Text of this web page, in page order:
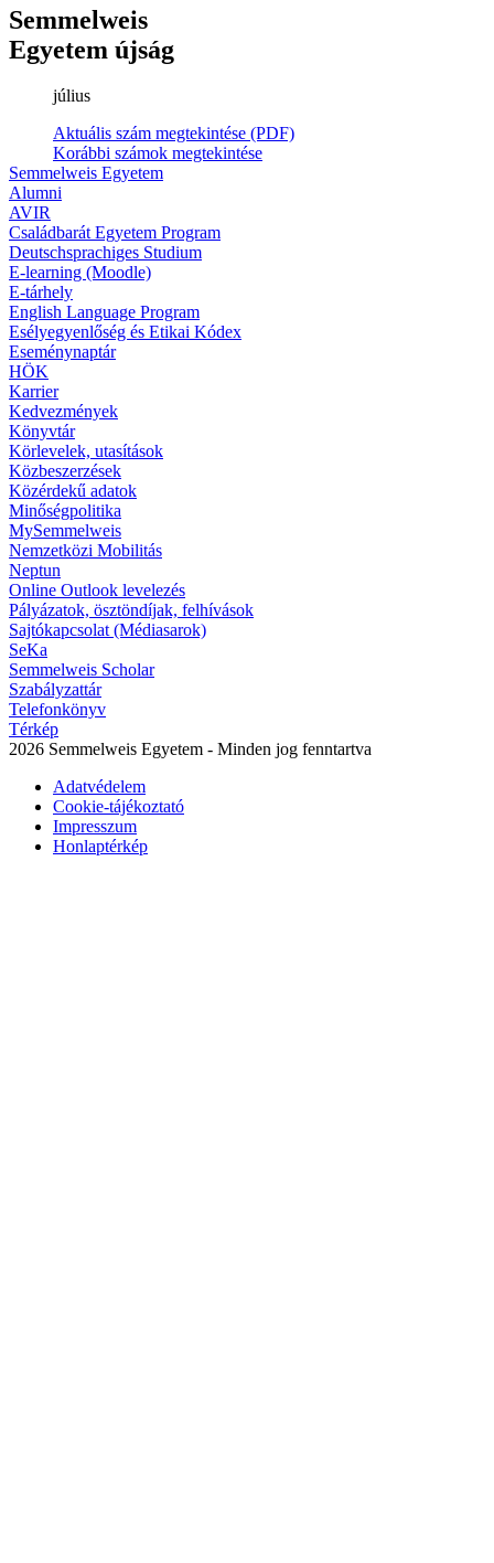
Semmelweis
Egyetem újság
július
Aktuális szám megtekintése (PDF)
Korábbi számok megtekintése
Semmelweis Egyetem
Alumni
AVIR
Családbarát Egyetem Program
Deutschsprachiges Studium
E-learning (Moodle)
E-tárhely
English Language Program
Esélyegyenlőség és Etikai Kódex
Eseménynaptár
HÖK
Karrier
Kedvezmények
Könyvtár
Körlevelek, utasítások
Közbeszerzések
Közérdekű adatok
Minőségpolitika
MySemmelweis
Nemzetközi Mobilitás
Neptun
Online Outlook levelezés
Pályázatok, ösztöndíjak, felhívások
Sajtókapcsolat (Médiasarok)
SeKa
Semmelweis Scholar
Szabályzattár
Telefonkönyv
Térkép
2026 Semmelweis Egyetem - Minden jog fenntartva
Adatvédelem
Cookie-tájékoztató
Impresszum
Honlaptérkép